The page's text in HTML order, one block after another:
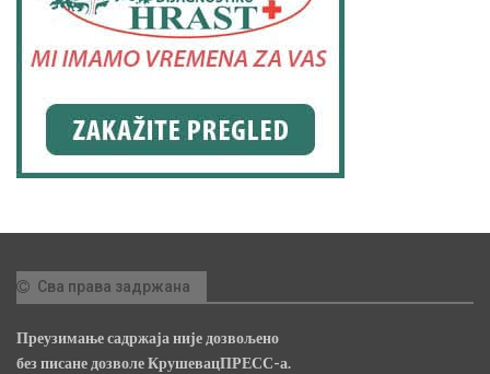
Сва права задржана
Преузимање садржаја није дозвољено
без писане дозволе КрушевацПРЕСС-а.